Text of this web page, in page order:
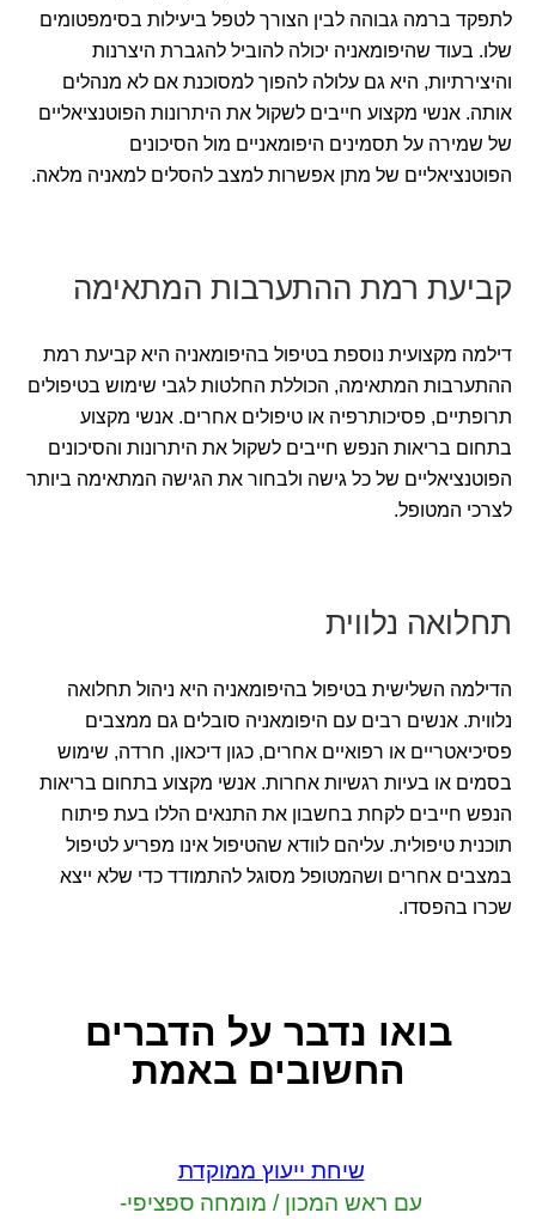
לתפקד ברמה גבוהה לבין הצורך לטפל ביעילות בסימפטומים
שלו. בעוד שהיפומאניה יכולה להוביל להגברת היצרנות
והיצירתיות, היא גם עלולה להפוך למסוכנת אם לא מנהלים
אותה. אנשי מקצוע חייבים לשקול את היתרונות הפוטנציאליים
של שמירה על תסמינים היפומאניים מול הסיכונים
הפוטנציאליים של מתן אפשרות למצב להסלים למאניה מלאה.
קביעת רמת ההתערבות המתאימה
דילמה מקצועית נוספת בטיפול בהיפומאניה היא קביעת רמת
ההתערבות המתאימה, הכוללת החלטות לגבי שימוש בטיפולים
תרופתיים, פסיכותרפיה או טיפולים אחרים. אנשי מקצוע
בתחום בריאות הנפש חייבים לשקול את היתרונות והסיכונים
הפוטנציאליים של כל גישה ולבחור את הגישה המתאימה ביותר
לצרכי המטופל.
תחלואה נלווית
הדילמה השלישית בטיפול בהיפומאניה היא ניהול תחלואה
נלווית. אנשים רבים עם היפומאניה סובלים גם ממצבים
פסיכיאטריים או רפואיים אחרים, כגון דיכאון, חרדה, שימוש
בסמים או בעיות רגשיות אחרות. אנשי מקצוע בתחום בריאות
הנפש חייבים לקחת בחשבון את התנאים הללו בעת פיתוח
תוכנית טיפולית. עליהם לוודא שהטיפול אינו מפריע לטיפול
במצבים אחרים ושהמטופל מסוגל להתמודד כדי שלא ייצא
שכרו בהפסדו.
בואו נדבר על הדברים
החשובים באמת
שיחת ייעוץ ממוקדת
עם ראש המכון / מומחה ספציפי-